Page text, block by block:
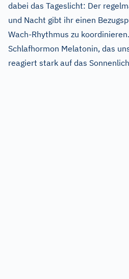
dabei das Tageslicht: Der
und Nacht gibt ihr einen
Wach-Rhythmus zu
Schlafhormon Melatonin, das
reagiert stark auf das